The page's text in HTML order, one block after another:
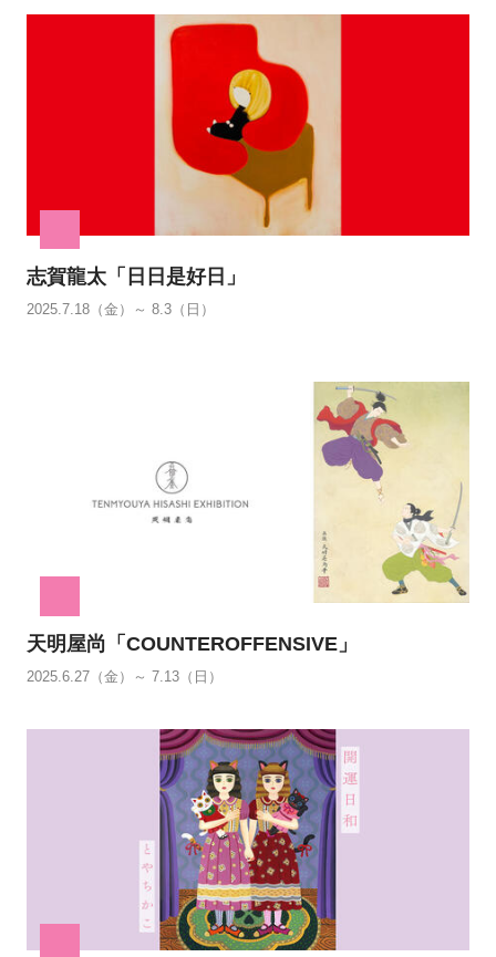
志賀龍太「日日是好日」
2025.7.18（金）～ 8.3（日）
天明屋尚「COUNTEROFFENSIVE」
2025.6.27（金）～ 7.13（日）